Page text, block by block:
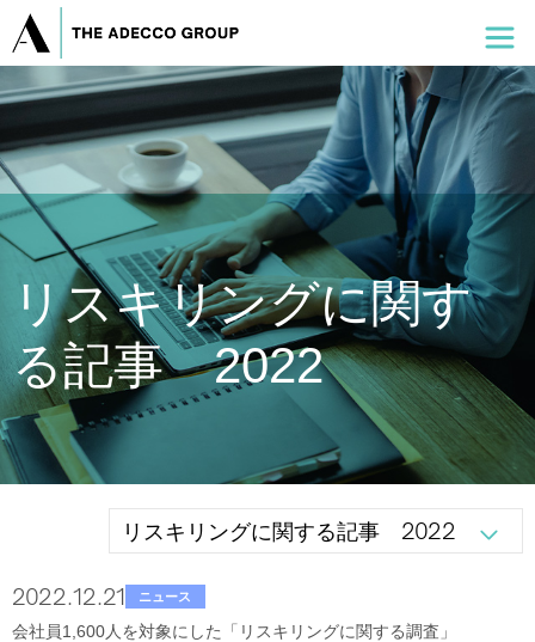
リスキリングに関す
る記事 2022
2022.12.21 ニュース
会社員1,600人を対象にした「リスキリングに関する調査」